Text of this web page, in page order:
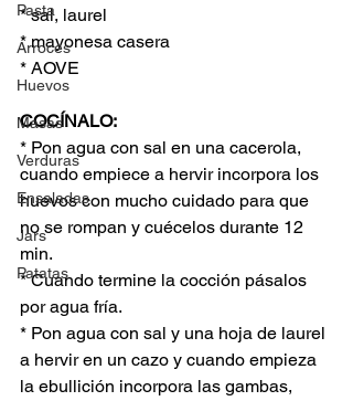
Pasta
Arroces
Huevos
Masas
Verduras
Ensaladas
Jars
Patatas
* sal, laurel
* mayonesa casera
* AOVE
COCÍNALO:
* Pon agua con sal en una cacerola,
cuando empiece a hervir incorpora los
huevos con mucho cuidado para que
no se rompan y cuécelos durante 12
min.
* Cuando termine la cocción pásalos
por agua fría.
* Pon agua con sal y una hoja de laurel
a hervir en un cazo y cuando empieza
la ebullición incorpora las gambas,